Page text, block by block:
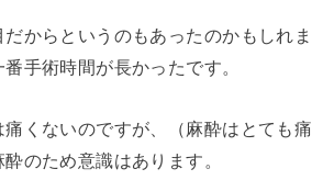
からというのもあったのかもしれま
手術時間が長かったです。
痛くないのですが、（麻酔はとても痛
のため意識はあります。